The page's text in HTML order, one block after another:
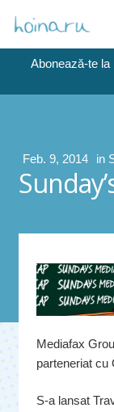
Abonează-te
Feb. 9, 2014 in
Mediafax
parteneriat cu
S-a lansat